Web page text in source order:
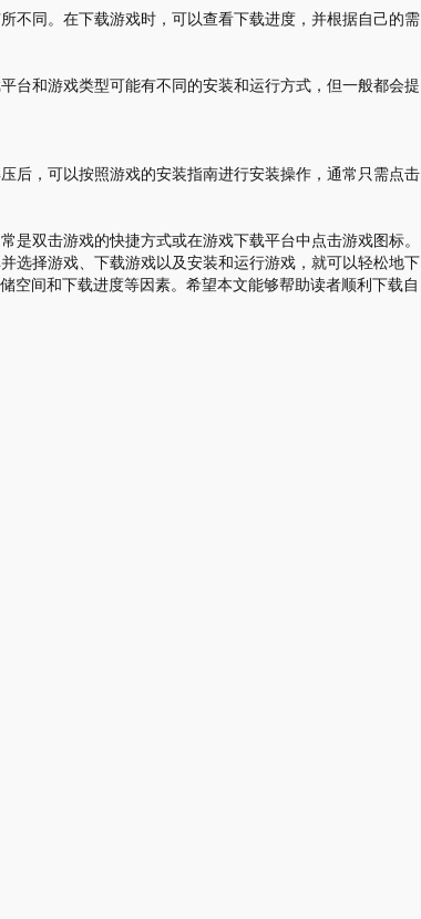
不同。在下载游戏时，可以查看下载进度，并根据自己的需
台和游戏类型可能有不同的安装和运行方式，但一般都会提
后，可以按照游戏的安装指南进行安装操作，通常只需点击
双击游戏的快捷方式或在游戏下载平台中点击游戏图标。
选择游戏、下载游戏以及安装和运行游戏，就可以轻松地下
空间和下载进度等因素。希望本文能够帮助读者顺利下载自